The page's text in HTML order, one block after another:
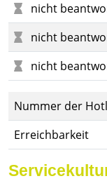
nicht
nicht
nicht
Nummer der
Erreichbarkeit